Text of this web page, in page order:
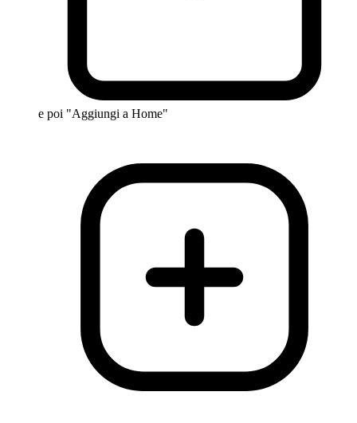
e poi "Aggiungi a Home"